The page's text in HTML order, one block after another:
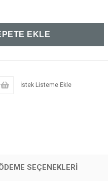
İstek Listeme Ekle
SEÇENEKLERI